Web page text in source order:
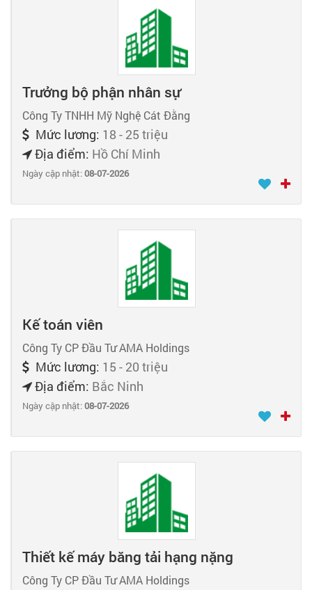
Trưởng bộ phận nhân sự
Công Ty TNHH Mỹ Nghệ Cát Đằng
Mức lương: 18 - 25 triệu
Địa điểm: Hồ Chí Minh
Ngày cập nhật:08-07-2026
Kế toán viên
Công Ty CP Đầu Tư AMA Holdings
Mức lương: 15 - 20 triệu
Địa điểm: Bắc Ninh
Ngày cập nhật:08-07-2026
Thiết kế máy băng tải hạng nặng
Công Ty CP Đầu Tư AMA Holdings